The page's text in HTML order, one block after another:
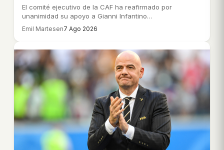
El comité ejecutivo de la CAF ha reafirmado por
unanimidad su apoyo a Gianni Infantino…
Emil Martesen7 Ago 2026